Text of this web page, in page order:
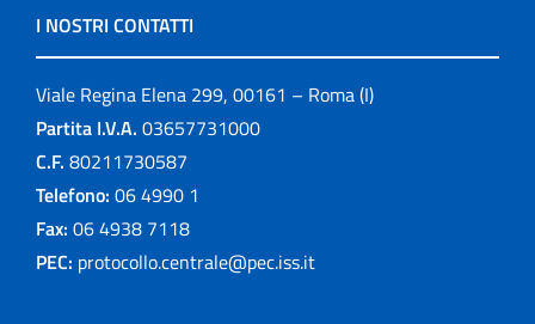
I NOSTRI CONTATTI
Viale Regina Elena 299, 00161 – Roma (I)
Partita I.V.A. 03657731000
C.F. 80211730587
Telefono: 06 4990 1
Fax: 06 4938 7118
PEC: protocollo.centrale@pec.iss.it